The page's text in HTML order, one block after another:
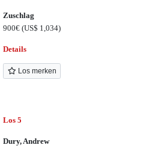
Zuschlag
900€(US$ 1,034)
Details
Los merken
Los 5
Dury, Andrew